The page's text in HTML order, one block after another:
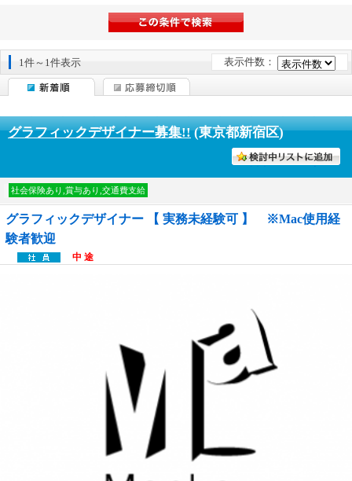
1件～1件表示 表示件数：
グラフィックデザイナー募集!!(東京都新宿区)
社会保険あり,賞与あり,交通費支給
グラフィックデザイナー 【 実務未経験可 】 ※Mac使用経
験者歓迎
中 途